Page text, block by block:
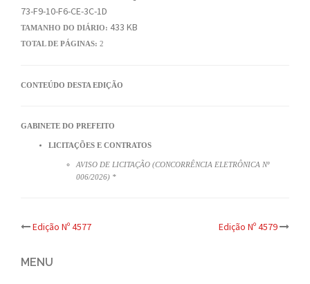
73-F9-10-F6-CE-3C-1D
TAMANHO DO DIÁRIO: 433 KB
TOTAL DE PÁGINAS: 2
CONTEÚDO DESTA EDIÇÃO
GABINETE DO PREFEITO
LICITAÇÕES E CONTRATOS
AVISO DE LICITAÇÃO (CONCORRÊNCIA ELETRÔNICA Nº
006/2026) *
Post
navigation
Edição Nº 4577 Edição Nº 4579
MENU